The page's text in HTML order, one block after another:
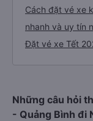
Cách đặt vé xe
nhanh và uy tín
Đặt vé xe Tết
Những câu hỏi
- Quảng Bình đi